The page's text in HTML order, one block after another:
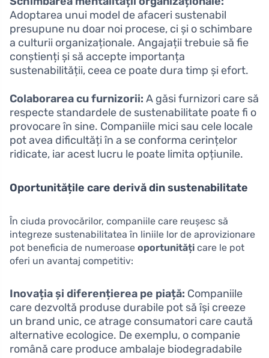
Adoptarea unui model de afaceri sustenabil
presupune nu doar noi procese, ci și o schimbare
a culturii organizaționale. Angajații trebuie să fie
conștienți și să accepte importanța
sustenabilității, ceea ce poate dura timp și efort.
Colaborarea cu furnizorii: A găsi furnizori care să
respecte standardele de sustenabilitate poate fi o
provocare în sine. Companiile mici sau cele locale
pot avea dificultăți în a se conforma cerințelor
ridicate, iar acest lucru le poate limita opțiunile.
Oportunitățile care derivă din sustenabilitate
În ciuda provocărilor, companiile care reușesc să
integreze sustenabilitatea în liniile lor de aprovizionare
pot beneficia de numeroase oportunități care le pot
oferi un avantaj competitiv:
Inovația și diferențierea pe piață: Companiile
care dezvoltă produse durabile pot să își creeze
un brand unic, ce atrage consumatori care caută
alternative ecologice. De exemplu, o companie
română care produce ambalaje biodegradabile